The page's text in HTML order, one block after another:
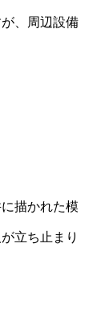
、周辺設備
描かれた模
立ち止まり